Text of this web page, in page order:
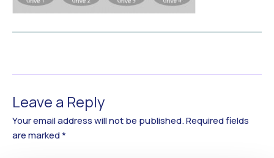
Leave a Reply
Your email address will not be published.Required fields
are marked*